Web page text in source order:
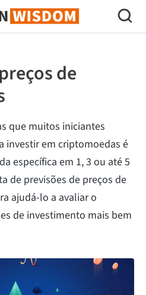
do Bitcoin
de
que muitos iniciantes
investir em criptomoedas é
específica em 1, 3 ou até 5
de previsões de preços de
ajudá-lo a avaliar o
de investimento mais bem